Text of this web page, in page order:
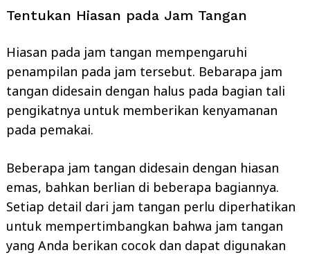
Tentukan Hiasan pada Jam Tangan
Hiasan pada jam tangan mempengaruhi
penampilan pada jam tersebut. Bebarapa jam
tangan didesain dengan halus pada bagian tali
pengikatnya untuk memberikan kenyamanan
pada pemakai.
Beberapa jam tangan didesain dengan hiasan
emas, bahkan berlian di beberapa bagiannya.
Setiap detail dari jam tangan perlu diperhatikan
untuk mempertimbangkan bahwa jam tangan
yang Anda berikan cocok dan dapat digunakan